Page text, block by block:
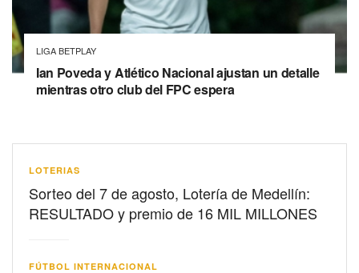
LIGA BETPLAY
Ian Poveda y Atlético Nacional ajustan un detalle
mientras otro club del FPC espera
LOTERIAS
Sorteo del 7 de agosto, Lotería de Medellín:
RESULTADO y premio de 16 MIL MILLONES
FÚTBOL INTERNACIONAL